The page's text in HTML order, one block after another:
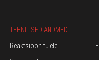
TEHNILISED ANDMED
Reaktsioon tulele